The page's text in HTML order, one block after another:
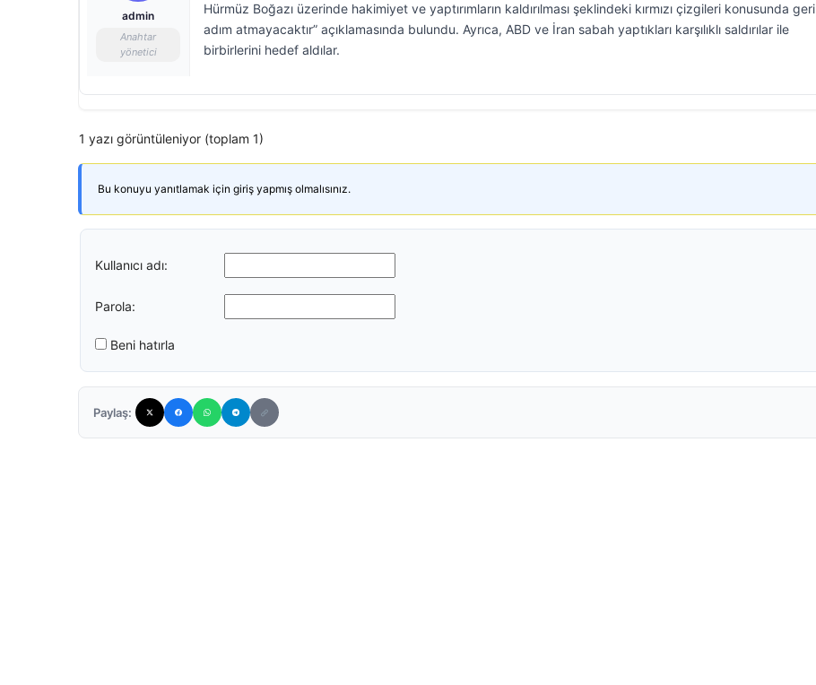
admin
Anahtar
yönetici
Hürmüz Boğazı üzerinde hakimiyet ve yaptırımların kaldırılması şeklindeki kırmızı çizgileri konusunda geri
adım atmayacaktır” açıklamasında bulundu. Ayrıca, ABD ve İran sabah yaptıkları karşılıklı saldırılar ile
birbirlerini hedef aldılar.
1 yazı görüntüleniyor (toplam 1)
Bu konuyu yanıtlamak için giriş yapmış olmalısınız.
Kullanıcı adı:
Parola:
Beni hatırla
Paylaş: